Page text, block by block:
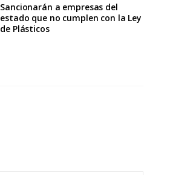
Sancionarán a empresas del
estado que no cumplen con la Ley
de Plásticos